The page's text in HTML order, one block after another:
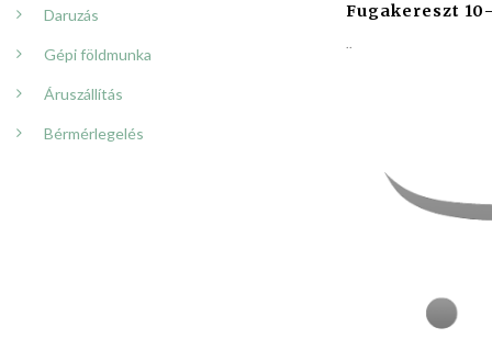
Daruzás
Gépi földmunka
Áruszállítás
Bérmérlegelés
Fugakereszt
..